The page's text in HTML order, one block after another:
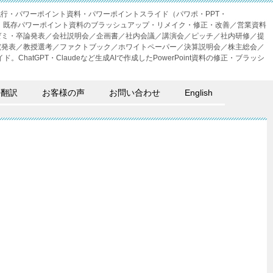
・パワーポイント資料・パワーポイントスライド（パワポ・PPT・
存パワーポイント資料のブラッシュアップ・リメイク・修正・改善／営業資料
・卒論発表／会社説明会／企画書／社内会議／講演会／ピッチ／社内研修／提
表／教授選考／ファクトブック／ホワイトペーパー／決算説明会／株主総会／
。ChatGPT・Claudeなど生成AIで作成したPowerPoint資料の修正・ブラッシ
訳 お客様の声 お問い合わせ English